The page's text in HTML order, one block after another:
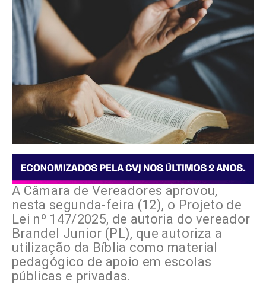
A Câmara de Vereadores aprovou,
nesta segunda-feira (12), o Projeto de
Lei nº 147/2025, de autoria do vereador
Brandel Junior (PL), que autoriza a
utilização da Bíblia como material
pedagógico de apoio em escolas
públicas e privadas.